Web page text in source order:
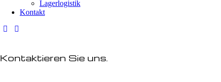
Lagerlogistik
Kontakt
Kontaktieren Sie uns.